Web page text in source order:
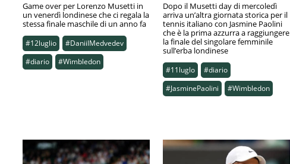
Game over per Lorenzo Musetti in
un venerdì londinese che ci regala la
stessa finale maschile di un anno fa
#12luglio
#DaniilMedvedev
#diario
#Wimbledon
Dopo il Musetti day di mercoledì
arriva un’altra giornata storica per il
tennis italiano con Jasmine Paolini
che è la prima azzurra a raggiungere
la finale del singolare femminile
sull’erba londinese
#11luglo
#diario
#JasminePaolini
#Wimbledon